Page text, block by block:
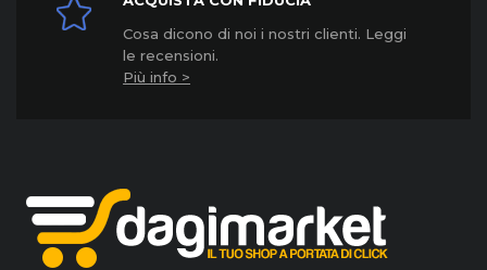
Cosa dicono di noi i nostri clienti. Leggi
le recensioni.
Più info >